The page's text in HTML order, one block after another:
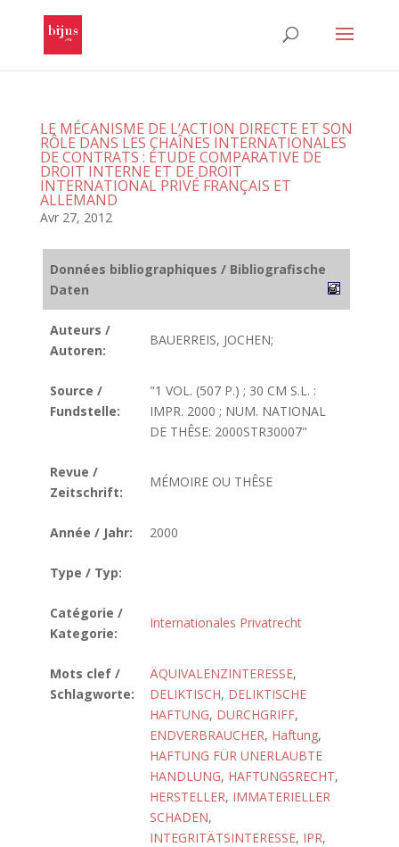
LE MÉCANISME DE L’ACTION DIRECTE ET SON
RÔLE DANS LES CHAÎNES INTERNATIONALES
DE CONTRATS : ÉTUDE COMPARATIVE DE
DROIT INTERNE ET DE DROIT
INTERNATIONAL PRIVÉ FRANÇAIS ET
ALLEMAND
Avr 27, 2012
Données bibliographiques / Bibliografische
Daten
Auteurs /
Autoren:
BAUERREIS, JOCHEN;
Source /
Fundstelle:
"1 VOL. (507 P.) ; 30 CM S.L. :
IMPR. 2000 ; NUM. NATIONAL
DE THÊSE: 2000STR30007"
Revue /
Zeitschrift:
MÉMOIRE OU THÊSE
Année / Jahr: 2000
Type / Typ:
Catégorie /
Kategorie:
Internationales Privatrecht
Mots clef /
Schlagworte:
ÄQUIVALENZINTERESSE,
DELIKTISCH, DELIKTISCHE
HAFTUNG, DURCHGRIFF,
ENDVERBRAUCHER, Haftung,
HAFTUNG FÜR UNERLAUBTE
HANDLUNG, HAFTUNGSRECHT,
HERSTELLER, IMMATERIELLER
SCHADEN,
INTEGRITÄTSINTERESSE, IPR,